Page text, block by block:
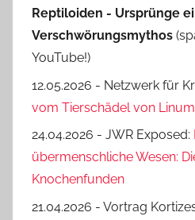
Reptiloiden - Ursprünge
Verschwörungsmythos
YouTube!)
12.05.2026 - Netzwerk für
vom Tierschädel von Linum
24.04.2026 - JWR Exposed:
übermenschliche Wesen:
Knochenfunden
21.04.2026 - Vortrag